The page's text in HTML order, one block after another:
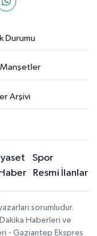
Durumu
Manşetler
Arşivi
Spor
Resmi İlanlar
sorumludur.
Haberleri ve
- Gaziantep Ekspres